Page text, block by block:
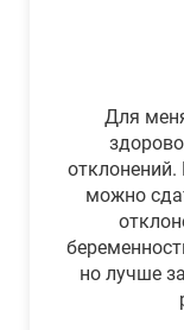
Для
можно
но лучше